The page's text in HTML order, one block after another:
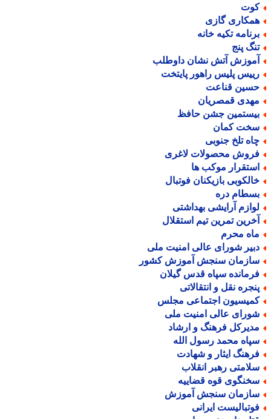
گازی
تکیه خانه
پنج
آتش نشان داوطلب
پلیس راهور پایتخت
قناعت
قمصریان
جشن حافظ
کمان
تلخ جنوبی
محصولات لاغری
موکب ها
بازیکنان فوتبال
دره
آرایشی بهداشتی
تمرین تیم استقلال
محرم
شورای عالی امنیت ملی
سنجش آموزش کشور
سپاه قدس گیلان
نقل و انتقالاتی
اجتماعی مجلس
عالی امنیت ملی
فرهنگ و ارشاد
محمد رسول الله
ایثار و شهادت
رهبر انقلاب
قوه قضاییه
سنجش آموزش
ایرانی